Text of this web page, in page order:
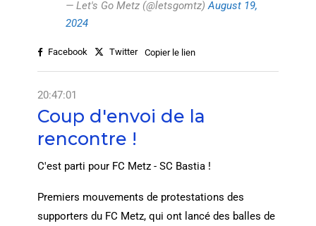
— Let's Go Меtz (@letsgomtz)August 19,
2024
Facebook Twitter Copier le lien
20:47:01
Coup d'envoi de la
rencontre !
C'est parti pour FC Metz - SC Bastia !
Premiers mouvements de protestations des
supporters du FC Metz, qui ont lancé des balles de